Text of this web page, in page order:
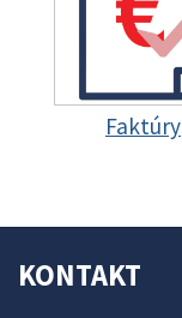
Faktúry
KONTAKT